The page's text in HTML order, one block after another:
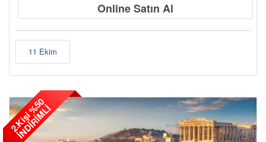
Online Satın Al
11 Ekim
2
.
K
i
ş
i
%
5
0
İ
N
D
İ
R
İ
M
L
İ